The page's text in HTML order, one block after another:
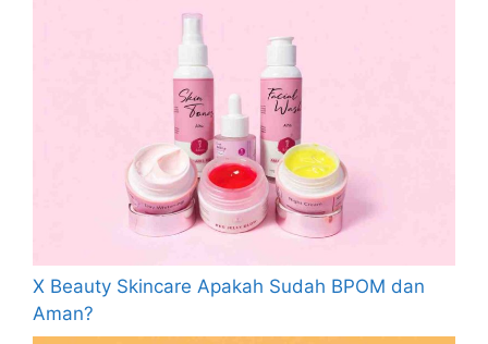
X Beauty Skincare Apakah Sudah BPOM dan
Aman?